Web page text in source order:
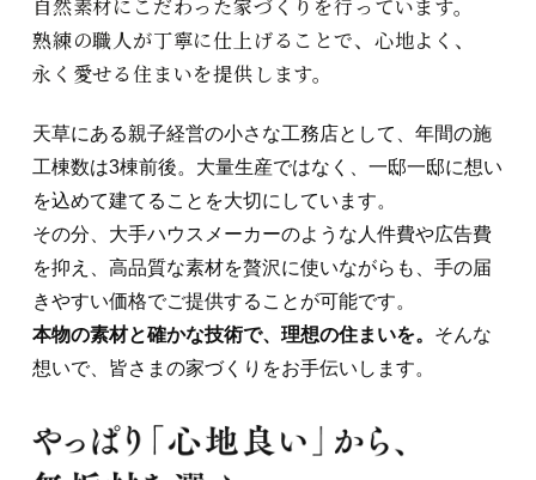
自然素材にこだわった家づくりを行っています。
熟練の職人が丁寧に仕上げることで、心地よく、
永く愛せる住まいを提供します。
天草にある親子経営の小さな工務店として、年間の施
工棟数は3棟前後。大量生産ではなく、一邸一邸に想い
を込めて建てることを大切にしています。
その分、大手ハウスメーカーのような人件費や広告費
を抑え、高品質な素材を贅沢に使いながらも、手の届
きやすい価格でご提供することが可能です。
本物の素材と確かな技術で、理想の住まいを。 そんな
想いで、皆さまの家づくりをお手伝いします。